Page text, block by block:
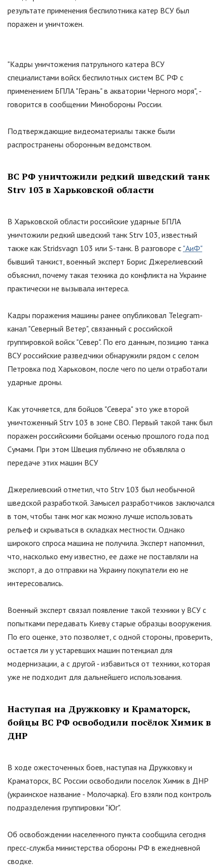
результате применения беспилотника катер ВСУ был
поражен и уничтожен.
"Кадры уничтожения патрульного катера ВСУ
специалистами войск беспилотных систем ВС РФ с
применением БПЛА "Герань" в акватории Черного моря", -
говорится в сообщении Минобороны России.
Подтверждающие видеоматериалы также были
распространены оборонным ведомством.
ВС РФ уничтожили редкий шведский танк
Strv 103 в Харьковской области
В Харьковской области российские ударные БПЛА
уничтожили редкий шведский танк Strv 103, известный
также как Stridsvagn 103 или S-танк. В разговоре с "АиФ"
бывший танкист, военный эксперт Борис Джерелиевский
объяснил, почему такая техника до конфликта на Украине
практически не вызывала интереса.
Кадры поражения машины ранее опубликовал Telegram-
канал "Северный Ветер", связанный с российской
группировкой войск "Север". По его данным, позицию танка
ВСУ российские разведчики обнаружили рядом с селом
Петровка под Харьковом, после чего по цели отработали
ударные дроны.
Как уточняется, для бойцов "Севера"это уже второй
уничтоженный Strv 103 в зоне СВО. Первый такой танк был
поражен российскими бойцами осенью прошлого года под
Сумами. При этом Швеция публично не объявляла о
передаче этих машин ВСУ
Джерелиевский отметил, что Strv 103 был необычной
шведской разработкой. Замысел разработчиков заключался
в том, чтобы танк мог как можно лучше использовать
рельеф и скрываться в складках местности. Однако
широкого спроса машина не получила. Эксперт напомнил,
что, насколько ему известно, ее даже не поставляли на
экспорт, а до отправки на Украину покупатели ею не
интересовались.
Военный эксперт связал появление такой техники у ВСУ с
попытками передавать Киеву старые образцы вооружения.
По его оценке, это позволяет, с одной стороны, проверить,
остается ли у устаревших машин потенциал для
модернизации, а с другой - избавиться от техники, которая
уже не подходит для дальнейшего использования.
Наступая на Дружковку и Краматорск,
бойцы ВС РФ освободили посёлок Химик в
ДНР
В ходе ожесточенных боев, наступая на Дружковку и
Краматорск, ВС России освободили поселок Химик в ДНР
(украинское название - Молочарка). Его взяли под контроль
подразделения группировки "Юг".
Об освобождении населенного пункта сообщила сегодня
пресс-служба министерства обороны РФ в ежедневной
сводке.